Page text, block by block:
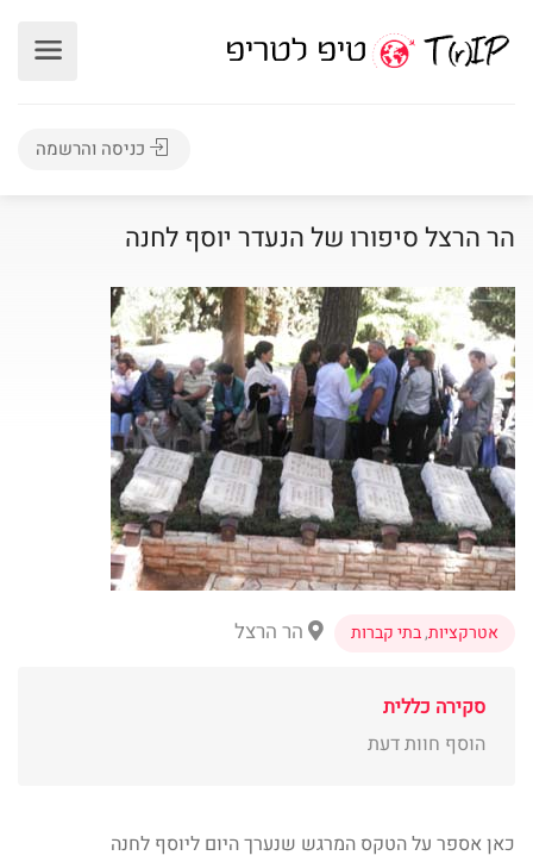
כניסה והרשמה
הר הרצל סיפורו של הנעדר יוסף לחנה
אטרקציות,בתי קברות הר הרצל
סקירה כללית
הוסף חוות דעת
כאן אספר על הטקס המרגש שנערך היום ליוסף לחנה